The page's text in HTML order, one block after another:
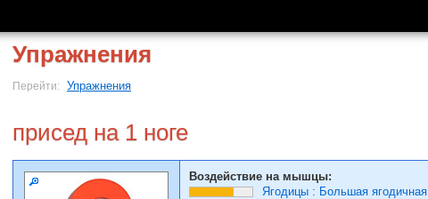
Упражнения
Перейти: Упражнения
присед на 1 ноге
Воздействие на мышцы:
Ягодицы : Большая